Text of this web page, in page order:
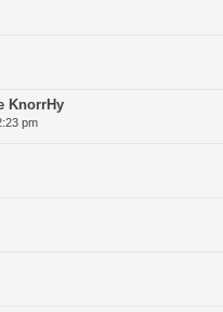
KnorrHy
pm